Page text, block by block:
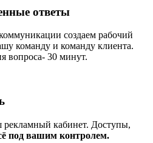
ответы
создаем рабочий
команду и команду клиента.
вопроса- 30 минут.
рекламный кабинет. Доступы,
под вашим контролем.